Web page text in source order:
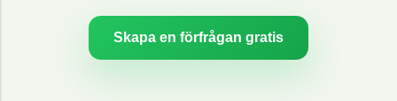
Skapa en förfrågan gratis